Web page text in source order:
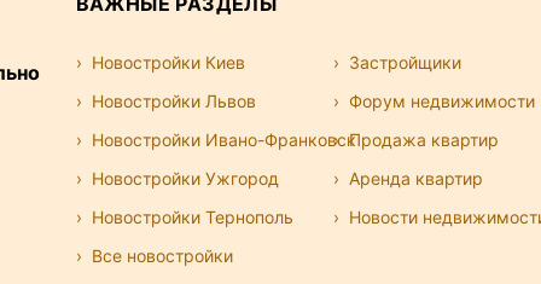
квартиру.
Новостройки Киев
Новостройки Львов
Новостройки Ивано-Франковск
Новостройки Ужгород
Новостройки Тернополь
Все новостройки
Застройщики
Форум недвижимости
Продажа квартир
Аренда квартир
Новости